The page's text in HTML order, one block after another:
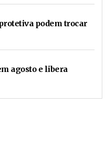
podem trocar
agosto e libera